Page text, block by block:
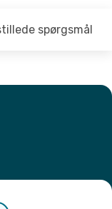
spørgsmål